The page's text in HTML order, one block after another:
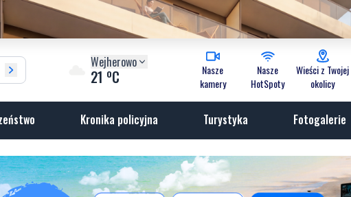
Wejherowo
21 oC
Nasze
kamery
Nasze
HotSpoty
Wieści z Twojej
okolicy
Kronika policyjna Turystyka Fotogalerie